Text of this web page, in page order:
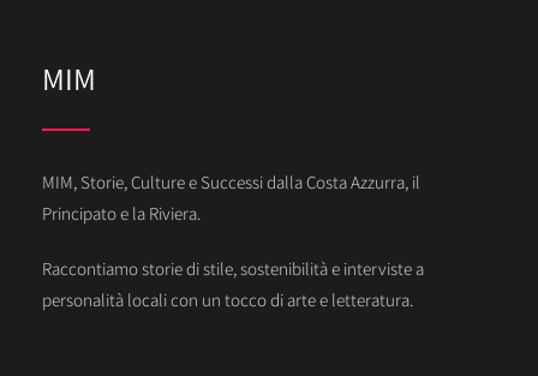
MIM
MIM, Storie, Culture e Successi dalla Costa Azzurra, il
Principato e la Riviera.
Raccontiamo storie di stile, sostenibilità e interviste a
personalità locali con un tocco di arte e letteratura.